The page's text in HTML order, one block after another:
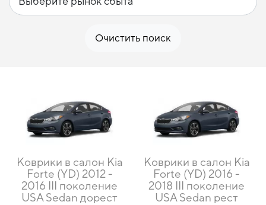
Очистить поиск
Коврики в салон Kia
Forte (YD) 2012 -
2016 III поколение
USA Sedan дорест
Коврики в салон Kia
Forte (YD) 2016 -
2018 III поколение
USA Sedan рест